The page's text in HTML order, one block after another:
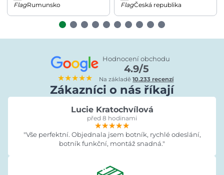
Rumunsko Česká republika
★★★★★
Hodnocení obchodu
4.9/5
Na základě10.233 recenzí
Zákazníci o nás říkají
Lucie Kratochvílová
před 8 hodinami
★★★★★
★★★★★
★★★★★
"Vše perfektní. Objednala jsem botník, rychlé odeslání,
botník funkční, montáž snadná."